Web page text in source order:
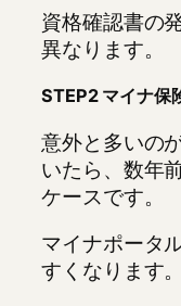
資格確認書の
異なります。
STEP2 マイナ保
意外と多いの
いたら、数年
ケースです。
マイナポータ
すくなります。